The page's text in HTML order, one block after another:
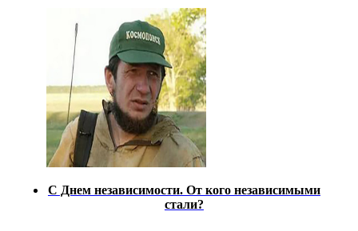
С Днем независимости. От кого независимыми
стали?